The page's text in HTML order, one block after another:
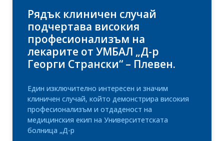
Рядък клиничен случай
подчертава високия
професионализъм на
лекарите от УМБАЛ „Д-р
Георги Странски“ – Плевен.
Един изключително интересен и значим
клиничен случай, който демонстрира високия
професионализъм и отдаденост на
медицинския екип на Университетската
болница „Д-р